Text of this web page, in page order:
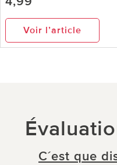
Voir l’article
C´est que